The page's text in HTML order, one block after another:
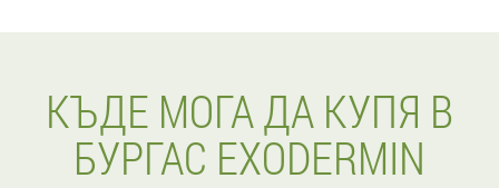
КЪДЕ МОГА ДА КУПЯ В
БУРГАС EXODERMIN